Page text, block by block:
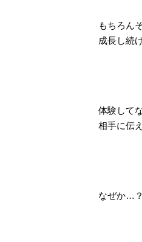
もちろん
成長し続
体験して
相手に伝
なぜか…？